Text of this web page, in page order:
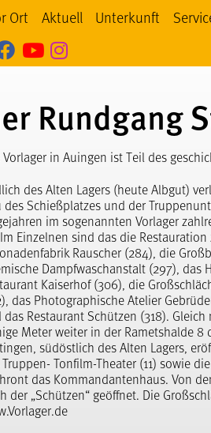
Ort Aktuell Unterkunft
Mythos Schwäbische Alb
Mythos Schwäbische
Mythos
Rundgang
Vorlager in Auingen ist Teil des
des Alten Lagers (heute Albgut)
des Schießplatzes und der
im sogenannten Vorlager
Einzelnen sind das die
Rauscher (284), die
Dampfwaschanstalt (297),
Kaiserhof (306), die
das Photographische Atelier
das Restaurant Schützen (318).
Meter weiter in der Rametshalde
südöstlich des Alten Lagers,
Tonfilm-Theater (11) sowie
das Kommandantenhaus. Von
der „Schützen“ geöffnet. Die